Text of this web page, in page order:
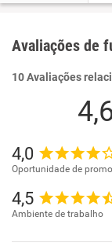
Avaliações de
10 Avaliações
4,0
Oportunidade de
4,5
Ambiente de trabalho